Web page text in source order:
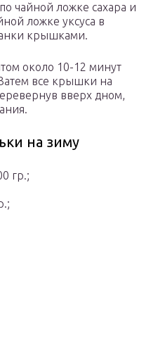
чайной ложке сахара и
ложке уксуса в
крышками.
около 10-12 минут
все крышки на
вверх дном,
на зиму
гр.;